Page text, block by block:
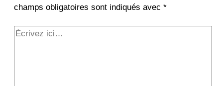
champs obligatoires sont indiqués avec *
Écrivez